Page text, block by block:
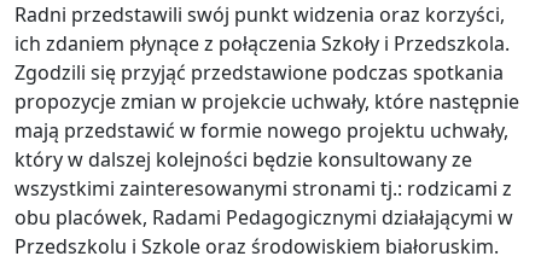
Radni przedstawili swój punkt widzenia oraz korzyści,
ich zdaniem płynące z połączenia Szkoły i Przedszkola.
Zgodzili się przyjąć przedstawione podczas spotkania
propozycje zmian w projekcie uchwały, które następnie
mają przedstawić w formie nowego projektu uchwały,
który w dalszej kolejności będzie konsultowany ze
wszystkimi zainteresowanymi stronami tj.: rodzicami z
obu placówek, Radami Pedagogicznymi działającymi w
Przedszkolu i Szkole oraz środowiskiem białoruskim.